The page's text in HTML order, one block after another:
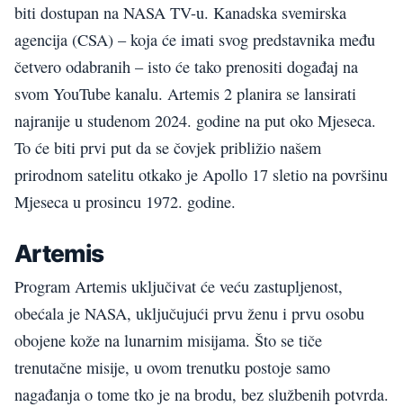
biti dostupan na NASA TV-u. Kanadska svemirska
agencija (CSA) – koja će imati svog predstavnika među
četvero odabranih – isto će tako prenositi događaj na
svom YouTube kanalu. Artemis 2 planira se lansirati
najranije u studenom 2024. godine na put oko Mjeseca.
To će biti prvi put da se čovjek približio našem
prirodnom satelitu otkako je Apollo 17 sletio na površinu
Mjeseca u prosincu 1972. godine.
Artemis
Program Artemis uključivat će veću zastupljenost,
obećala je NASA, uključujući prvu ženu i prvu osobu
obojene kože na lunarnim misijama. Što se tiče
trenutačne misije, u ovom trenutku postoje samo
nagađanja o tome tko je na brodu, bez službenih potvrda.